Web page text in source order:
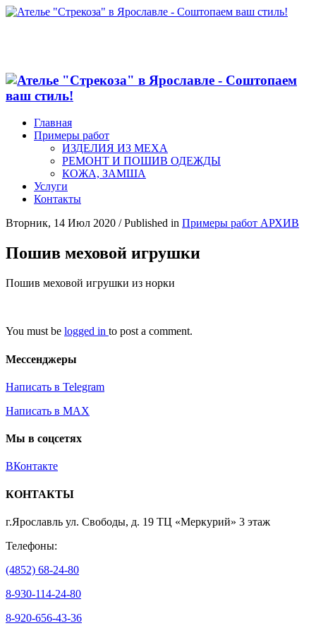
Главная
Примеры работ
ИЗДЕЛИЯ ИЗ МЕХА
РЕМОНТ И ПОШИВ ОДЕЖДЫ
КОЖА, ЗАМША
Услуги
Контакты
Вторник, 14 Июл 2020 /Published in Примеры работ АРХИВ
Пошив меховой игрушки
Пошив меховой игрушки из норки
You must be logged in to post a comment.
Мессенджеры
Написать в Telegram
Написать в MAX
Мы в соцсетях
ВКонтакте
КОНТАКТЫ
г.Ярославль ул. Свободы, д. 19 ТЦ «Меркурий» 3 этаж
Телефоны:
(4852) 68-24-80
8-930-114-24-80
8-920-656-43-36